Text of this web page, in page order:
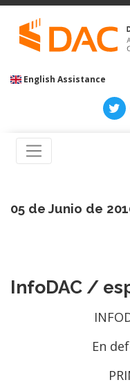
English Assistance
05 de Junio de
InfoDAC /
En